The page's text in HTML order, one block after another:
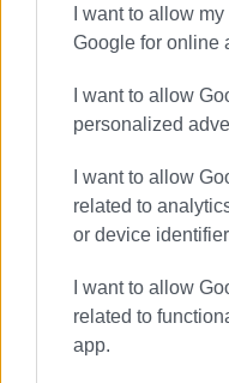
I want to allow
Google for online
I want to allow
personalized
I want to allow
related to
or device
I want to allow
related to
app.